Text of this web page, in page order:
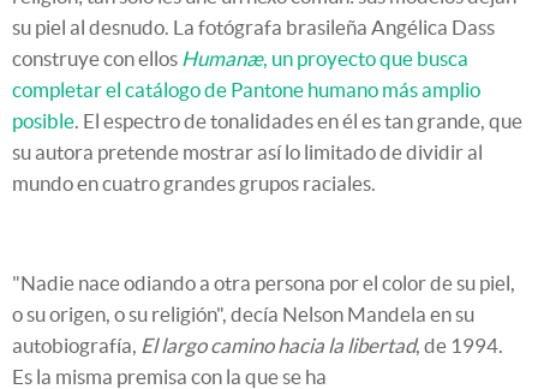
su piel al desnudo. La fotógrafa brasileña Angélica Dass
construye con ellos Humanæ, un proyecto que busca
completar el catálogo de Pantone humano más amplio
posible. El espectro de tonalidades en él es tan grande, que
su autora pretende mostrar así lo limitado de dividir al
mundo en cuatro grandes grupos raciales.
"Nadie nace odiando a otra persona por el color de su piel,
o su origen, o su religión", decía Nelson Mandela en su
autobiografía, El largo camino hacia la libertad, de 1994.
Es la misma premisa con la que se ha